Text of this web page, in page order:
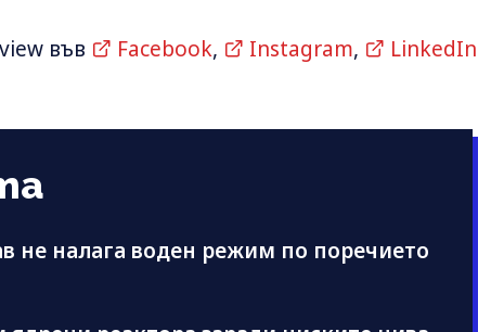
във Facebook, Instagram,
LinkedIn
не налага воден режим по поречието